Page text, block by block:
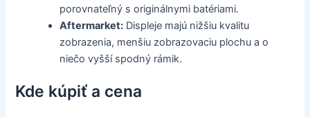
porovnateľný s originálnymi batériami.
Aftermarket: Displeje majú nižšiu kvalitu
zobrazenia, menšiu zobrazovaciu plochu a o
niečo vyšší spodný rámik.
Kde kúpiť a cena